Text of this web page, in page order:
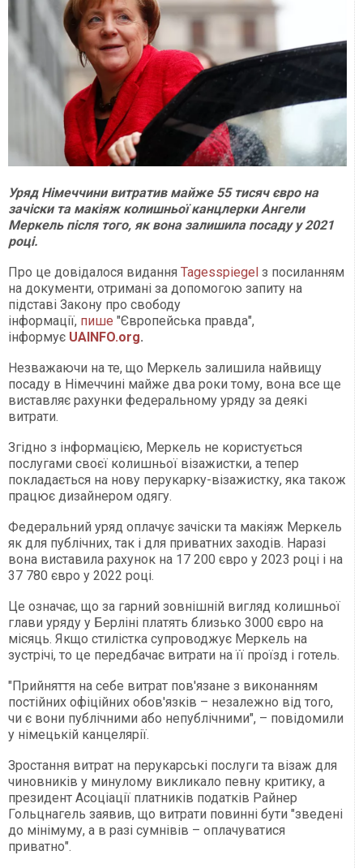
Уряд Німеччини витратив майже 55 тисяч євро на
зачіски та макіяж колишньої канцлерки Ангели
Меркель після того, як вона залишила посаду у 2021
році.
Про це довідалося видання Tagesspiegel з посиланням
на документи, отримані за допомогою запиту на
підставі Закону про свободу
інформації, пише "Європейська правда",
інформує UAINFO.org.
Незважаючи на те, що Меркель залишила найвищу
посаду в Німеччині майже два роки тому, вона все ще
виставляє рахунки федеральному уряду за деякі
витрати.
Згідно з інформацією, Меркель не користується
послугами своєї колишньої візажистки, а тепер
покладається на нову перукарку-візажистку, яка також
працює дизайнером одягу.
Федеральний уряд оплачує зачіски та макіяж Меркель
як для публічних, так і для приватних заходів. Наразі
вона виставила рахунок на 17 200 євро у 2023 році і на
37 780 євро у 2022 році.
Це означає, що за гарний зовнішній вигляд колишньої
глави уряду у Берліні платять близько 3000 євро на
місяць. Якщо стилістка супроводжує Меркель на
зустрічі, то це передбачає витрати на її проїзд і готель.
"Прийняття на себе витрат пов'язане з виконанням
постійних офіційних обов'язків – незалежно від того,
чи є вони публічними або непублічними", – повідомили
у німецькій канцелярії.
Зростання витрат на перукарські послуги та візаж для
чиновників у минулому викликало певну критику, а
президент Асоціації платників податків Райнер
Гольцнагель заявив, що витрати повинні бути "зведені
до мінімуму, а в разі сумнівів – оплачуватися
приватно".